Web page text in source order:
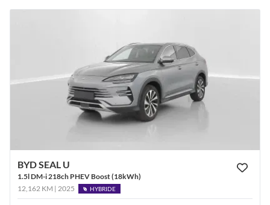
BYD SEAL U
1.5l DM-i 218ch PHEV Boost (18kWh)
12,162 KM | 2025
HYBRIDE